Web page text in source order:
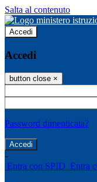
Salta al contenuto
Accedi
Accedi
button close ×
Password dimenticata?
-
Entra con SPID Entra